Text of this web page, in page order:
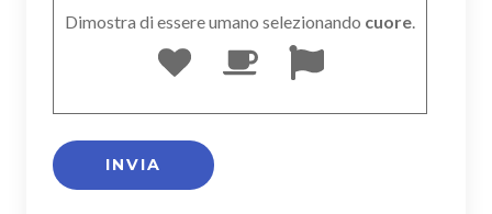
Dimostra di essere umano selezionando cuore.